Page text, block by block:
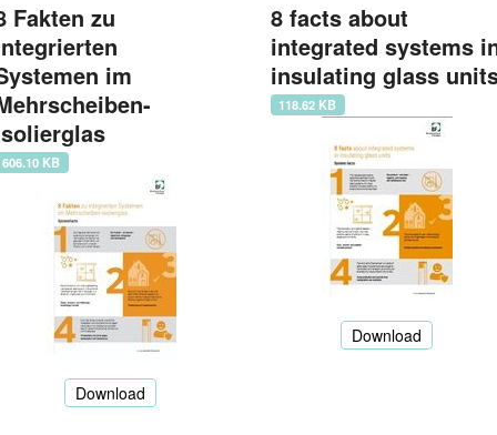
Fakten zu
im
606.10 KB
Download
8 facts about
integrated systems
insulating glass
118.62 KB
Download